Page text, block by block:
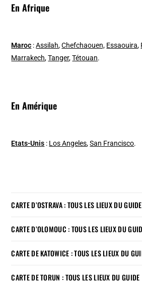
En Afrique
Maroc :Assilah,Chefchaouen, Essaouira,
Marrakech,Tanger,Tétouan.
En Amérique
Etats-Unis : Los Angeles,San Francisco.
CARTE D’OSTRAVA : TOUS LES LIEUX DU GUIDE
CARTE D’OLOMOUC : TOUS LES LIEUX DU
CARTE DE KATOWICE : TOUS LES LIEUX DU
CARTE DE TORUN : TOUS LES LIEUX DU GUIDE